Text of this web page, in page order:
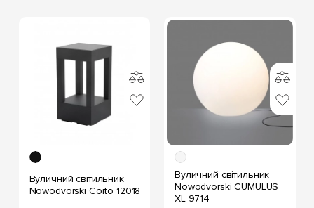
Вуличний світильник
Nowodvorski Corto 12018
Вуличний світильник
Nowodvorski CUMULUS
XL 9714